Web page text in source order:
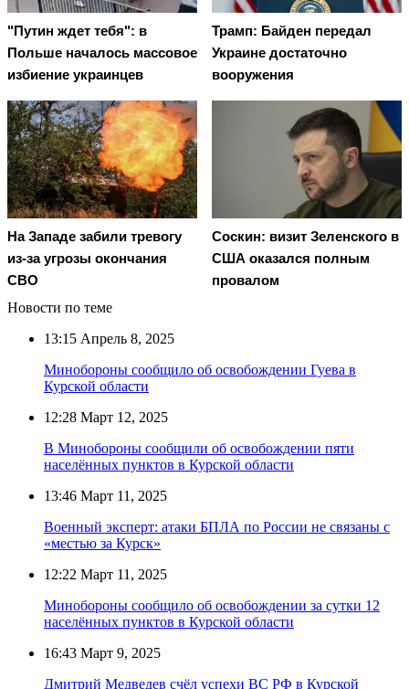
"Путин ждет тебя": в
Польше началось массовое
избиение украинцев
Трамп: Байден передал
Украине достаточно
вооружения
На Западе забили тревогу
из-за угрозы окончания
СВО
Соскин: визит Зеленского в
США оказался полным
провалом
Новости по теме
13:15 Апрель 8, 2025
Минобороны сообщило об освобождении Гуева в
Курской области
12:28 Март 12, 2025
В Минобороны сообщили об освобождении пяти
населённых пунктов в Курской области
13:46 Март 11, 2025
Военный эксперт: атаки БПЛА по России не связаны с
«местью за Курск»
12:22 Март 11, 2025
Минобороны сообщило об освобождении за сутки 12
населённых пунктов в Курской области
16:43 Март 9, 2025
Дмитрий Медведев счёл успехи ВС РФ в Курской